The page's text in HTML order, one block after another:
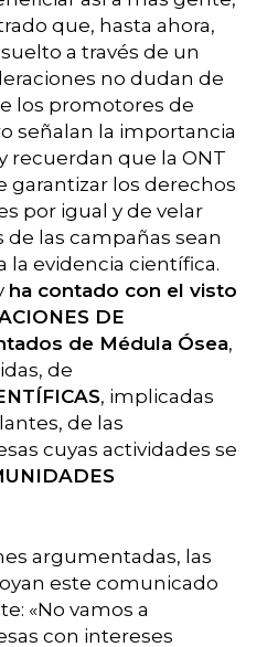
que, hasta ahora,
a través de un
no dudan de
los promotores de
señalan la importancia
recuerdan que la ONT
garantizar los derechos
por igual y de velar
las campañas sean
la evidencia científica.
ha contado con el visto
DE
de Médula Ósea,
de
, implicadas
de las
cuyas actividades se
argumentadas, las
este comunicado
«No vamos a
con intereses